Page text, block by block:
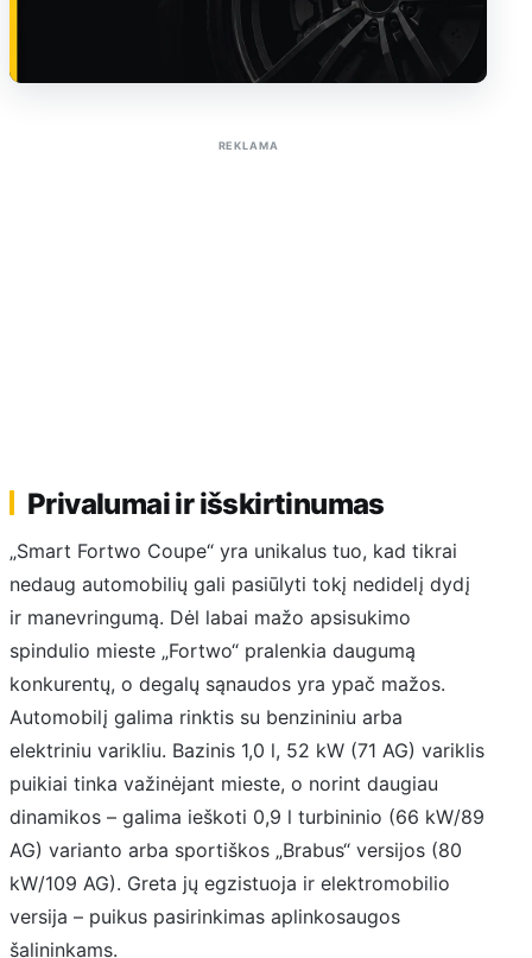
REKLAMA
Privalumai ir išskirtinumas
„Smart Fortwo Coupe“ yra unikalus tuo, kad tikrai
nedaug automobilių gali pasiūlyti tokį nedidelį dydį
ir manevringumą. Dėl labai mažo apsisukimo
spindulio mieste „Fortwo“ pralenkia daugumą
konkurentų, o degalų sąnaudos yra ypač mažos.
Automobilį galima rinktis su benzininiu arba
elektriniu varikliu. Bazinis 1,0 l, 52 kW (71 AG) variklis
puikiai tinka važinėjant mieste, o norint daugiau
dinamikos – galima ieškoti 0,9 l turbininio (66 kW/89
AG) varianto arba sportiškos „Brabus“ versijos (80
kW/109 AG). Greta jų egzistuoja ir elektromobilio
versija – puikus pasirinkimas aplinkosaugos
šalininkams.